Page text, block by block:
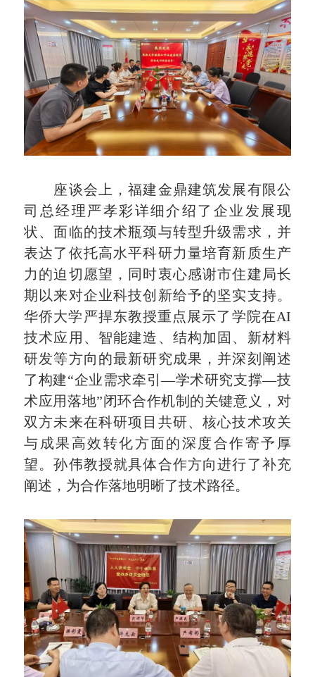
座谈会上，福建金鼎建筑发展有限公
司总经理严孝彩详细介绍了企业发展现
状、面临的技术瓶颈与转型升级需求，并
表达了依托高水平科研力量培育新质生产
力的迫切愿望，同时衷心感谢市住建局长
期以来对企业科技创新给予的坚实支持。
华侨大学严捍东教授重点展示了学院在AI
技术应用、智能建造、结构加固、新材料
研发等方向的最新研究成果，并深刻阐述
了构建“企业需求牵引—学术研究支撑—技
术应用落地”闭环合作机制的关键意义，对
双方未来在科研项目共研、核心技术攻关
与成果高效转化方面的深度合作寄予厚
望。孙伟教授就具体合作方向进行了补充
阐述，为合作落地明晰了技术路径。